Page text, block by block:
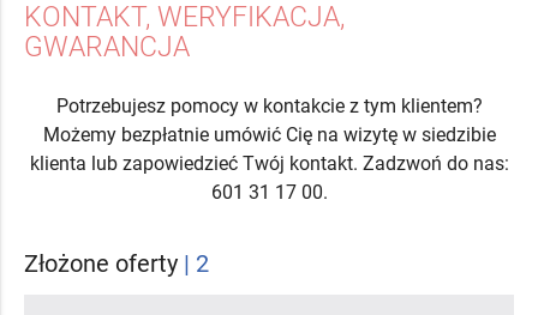
KONTAKT, WERYFIKACJA,
GWARANCJA
Potrzebujesz pomocy w kontakcie z tym klientem?
Możemy bezpłatnie umówić Cię na wizytę w siedzibie
klienta lub zapowiedzieć Twój kontakt. Zadzwoń do nas:
601 31 17 00.
Złożone oferty | 2